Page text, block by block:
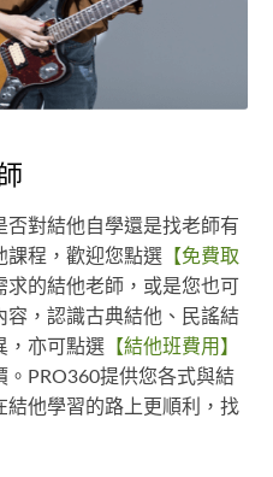
對結他自學還是找老師有
課程，歡迎您點選 【免費取
的結他老師，或是您也可
容，認識古典結他、民謠結
，亦可點選 【結他班費用】
PRO360提供您各式與結
結他學習的路上更順利，找